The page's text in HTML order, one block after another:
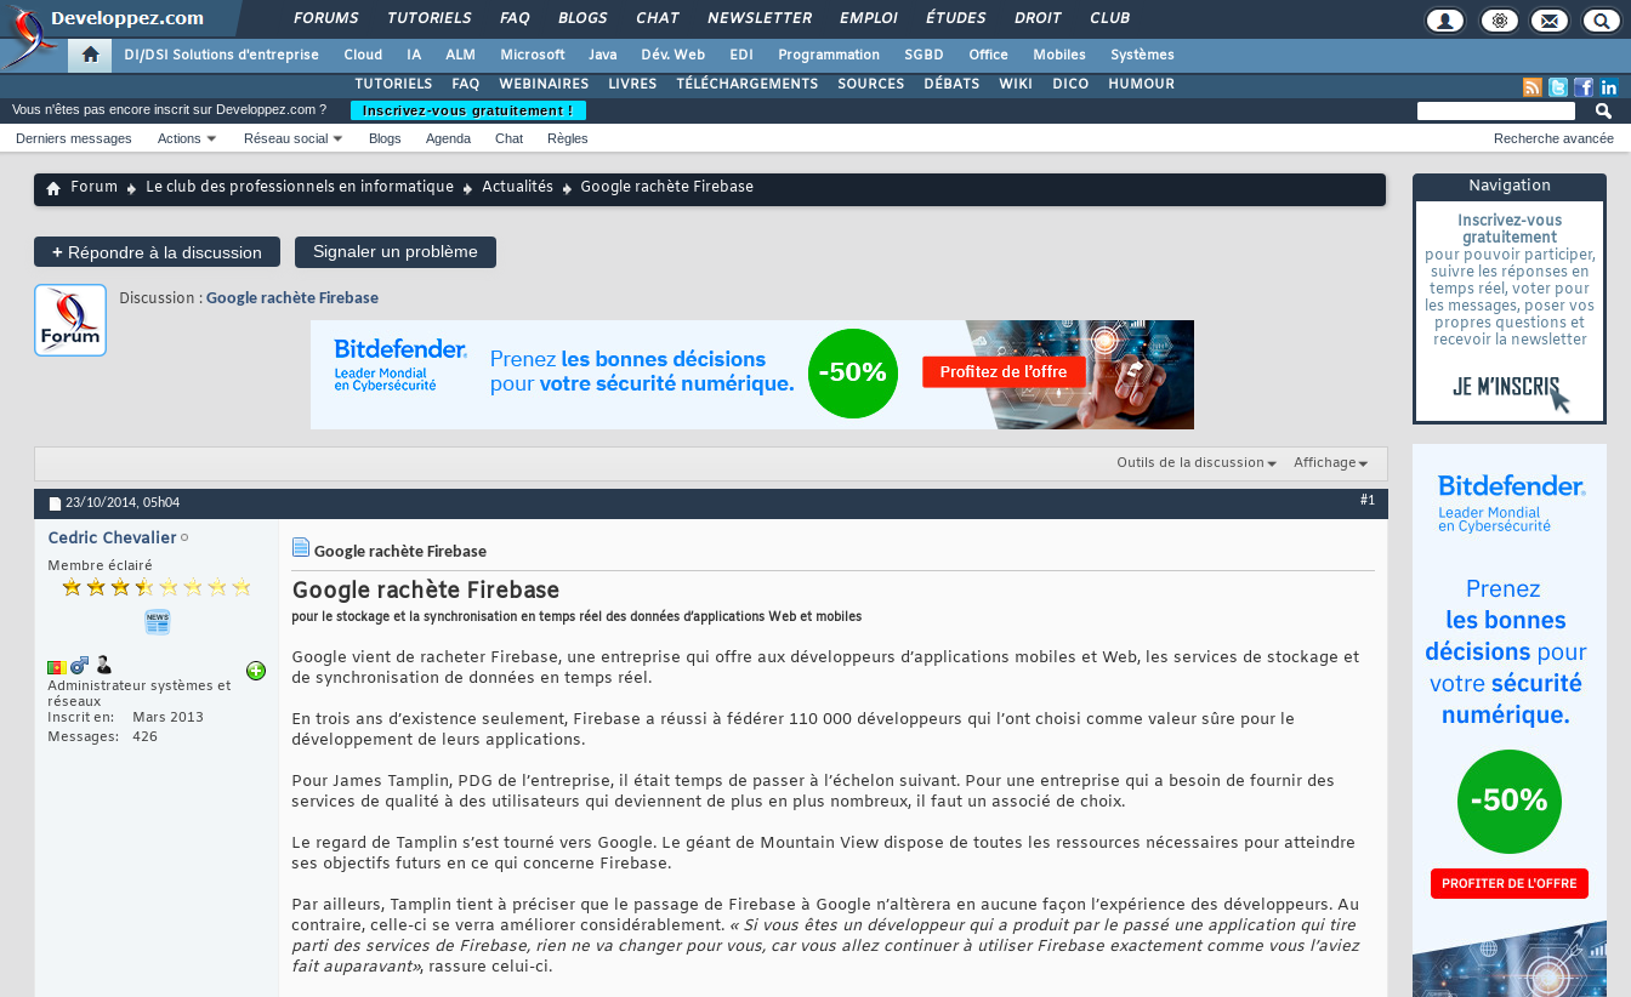
FORUMS TUTORIELS FAQ BLOGS CHAT NEWSLETTER EMPLOI ÉTUDES DROIT CLUB
DI/DSI Solutions d'entreprise Cloud IA ALM Microsoft Java Dév. Web EDI Programmation SGBD Office Mobiles
Systèmes
TUTORIELS
FAQ WEBINAIRES LIVRES TÉLÉCHARGEMENTS SOURCES DÉBATS WIKI DICO HUMOUR
Navigation
Inscrivez-vous
gratuitement
pour pouvoir participer,
suivre les réponses en
temps réel, voter pour
les messages, poser vos
propres questions et
recevoir la newsletter
Vous n'êtes pas encore inscrit sur Developpez.com ?
Inscrivez-vous gratuitement !
Derniers messages
Actions Réseau social Blogs Agenda Chat Règles Recherche avancée
Forum Le club des professionnels en informatique Actualités Google rachète Firebase
+ Répondre à la discussion Signaler un problème
Discussion : Google rachète Firebase
Outils de la discussion Affichage
23/10/2014, 05h04 #1
Cedric Chevalier
Membre éclairé
Administrateur systèmes et
réseaux
Inscrit en
Mars 2013
Messages
426
Google rachète Firebase
Google rachète Firebase
pour le stockage et la synchronisation en temps réel des données d’applications Web et mobiles
Google vient de racheter Firebase, une entreprise qui offre aux développeurs d’applications mobiles et Web, les services de stockage et
de synchronisation de données en temps réel.
En trois ans d’existence seulement, Firebase a réussi à fédérer 110 000 développeurs qui l’ont choisi comme valeur sûre pour le
développement de leurs applications.
Pour James Tamplin, PDG de l’entreprise, il était temps de passer à l’échelon suivant. Pour une entreprise qui a besoin de fournir des
services de qualité à des utilisateurs qui deviennent de plus en plus nombreux, il faut un associé de choix.
Le regard de Tamplin s’est tourné vers Google. Le géant de Mountain View dispose de toutes les ressources nécessaires pour atteindre
ses objectifs futurs en ce qui concerne Firebase.
Par ailleurs, Tamplin tient à préciser que le passage de Firebase à Google n’altèrera en aucune façon l’expérience des développeurs. Au
contraire, celle-ci se verra améliorer considérablement. « Si vous êtes un développeur qui a produit par le passé une application qui tire
parti des services de Firebase, rien ne va changer pour vous, car vous allez continuer à utiliser Firebase exactement comme vous l’aviez
fait auparavant», rassure celui-ci.